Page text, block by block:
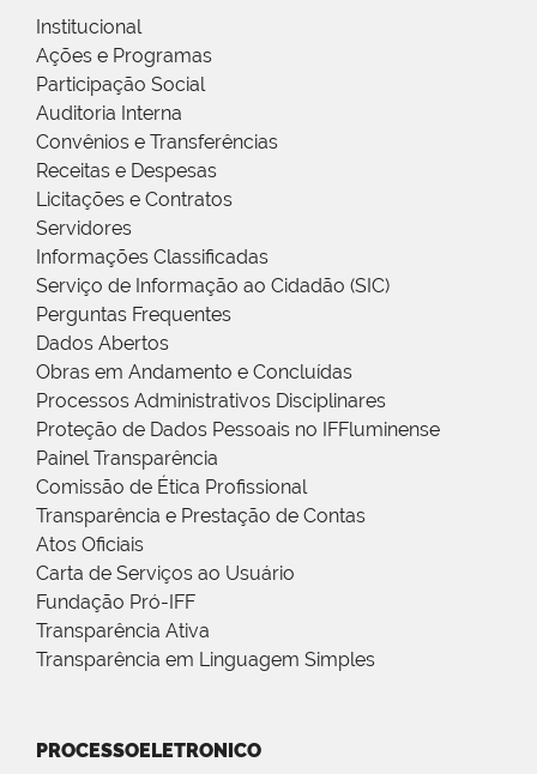
Institucional
Ações e Programas
Participação Social
Auditoria Interna
Convênios e Transferências
Receitas e Despesas
Licitações e Contratos
Servidores
Informações Classificadas
Serviço de Informação ao Cidadão (SIC)
Perguntas Frequentes
Dados Abertos
Obras em Andamento e Concluídas
Processos Administrativos Disciplinares
Proteção de Dados Pessoais no IFFluminense
Painel Transparência
Comissão de Ética Profissional
Transparência e Prestação de Contas
Atos Oficiais
Carta de Serviços ao Usuário
Fundação Pró-IFF
Transparência Ativa
Transparência em Linguagem Simples
PROCESSOELETRONICO